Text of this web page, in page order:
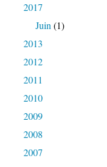
2017
Juin (1)
2013
2012
2011
2010
2009
2008
2007